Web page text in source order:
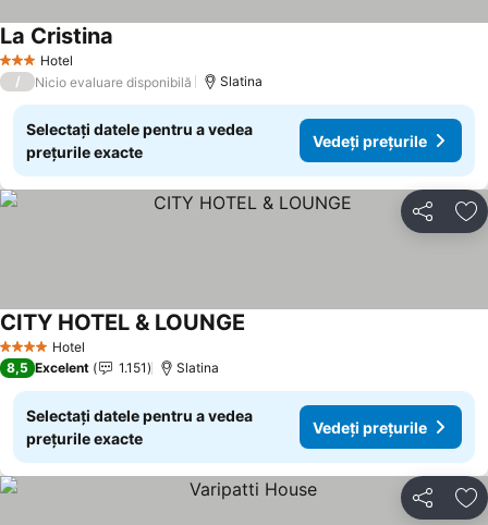
3 SteleHotel
La Cristina
/ Nicio evaluare disponibilă Slatina
Selectați datele pentru a vedea
prețurile exacte
Vedeți prețurile
Distribuiți
4 Stele Hotel
CITY HOTEL & LOUNGE
8,5 Excelent 1.151 Slatina
Selectați datele pentru a vedea
prețurile exacte
Vedeți prețurile
Distribuiți